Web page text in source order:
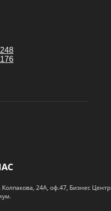
248
176
24А, оф.47, Бизнес Центр